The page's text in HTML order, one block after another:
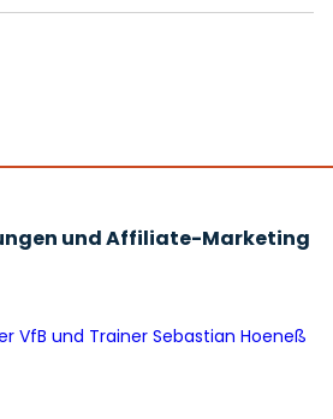
und Affiliate-Marketing